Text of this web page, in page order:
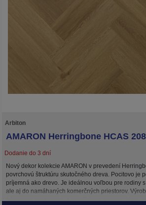
Arbiton
AMARON Herringbone HCAS
Dodanie do 3 dní
Nový dekor kolekcie AMARON v prevedení
povrchovú štruktúru skutočného dreva. Pocitovo je
príjemná ako drevo. Je ideálnou voľbou pre rodiny
ale aj do namáhaných komerčných priestorov.